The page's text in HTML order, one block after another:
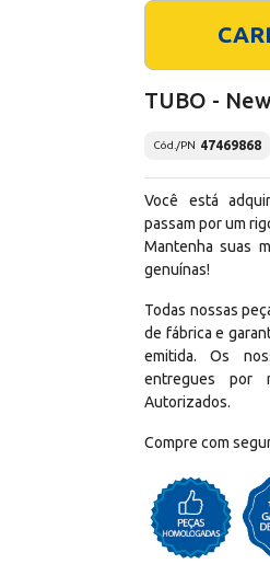
TUBO -
Cód./PN 47469868
Você está
passam por um
Mantenha suas
genuínas!
Todas nossas
de fábrica e
emitida. Os
entregues por
Autorizados.
Compre com